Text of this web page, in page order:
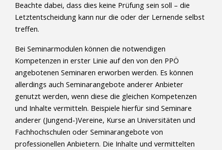
Beachte dabei, dass dies keine Prüfung sein soll – die
Letztentscheidung kann nur die oder der Lernende selbst
treffen.
Bei Seminarmodulen können die notwendigen
Kompetenzen in erster Linie auf den von den PPÖ
angebotenen Seminaren erworben werden. Es können
allerdings auch Seminarangebote anderer Anbieter
genutzt werden, wenn diese die gleichen Kompetenzen
und Inhalte vermitteln. Beispiele hierfür sind Seminare
anderer (Jungend-)Vereine, Kurse an Universitäten und
Fachhochschulen oder Seminarangebote von
professionellen Anbietern. Die Inhalte und vermittelten